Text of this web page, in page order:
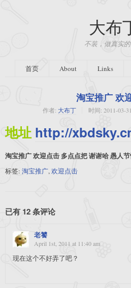
大布
不装，做真实
首页 About Links
淘宝推广 欢
作者: 大布丁 时间: 2011-03-31
地址http://
淘宝推广 欢迎点击 多点点把 谢谢哈 愚人
标签: 淘宝推广,欢迎点击
已有 12 条评论
老饕
April 1st, 2011 at 11:40 am
现在这个不好弄了吧？